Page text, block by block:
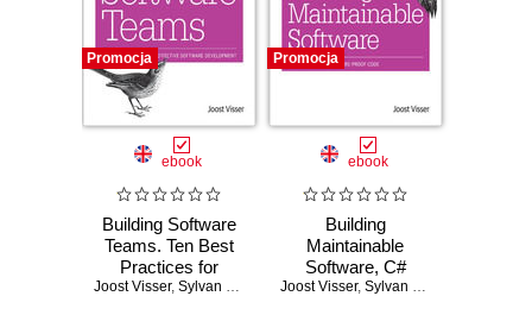
Promocja
ebook
Building Software
Teams. Ten Best
Practices for
Effective Software
Joost Visser, Sylvan Rigal Gijs Wijnholds
Promocja
ebook
Building
Maintainable
Software, C#
Edition. Ten
Joost Visser, Sylvan Rigal